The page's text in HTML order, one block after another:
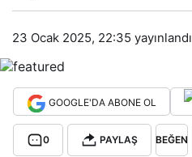
23 Ocak 2025, 22:35 yayınlandı
GOOGLE'DA ABONE OL
0 PAYLAŞ BEĞEN
nbul
Hırs
dön